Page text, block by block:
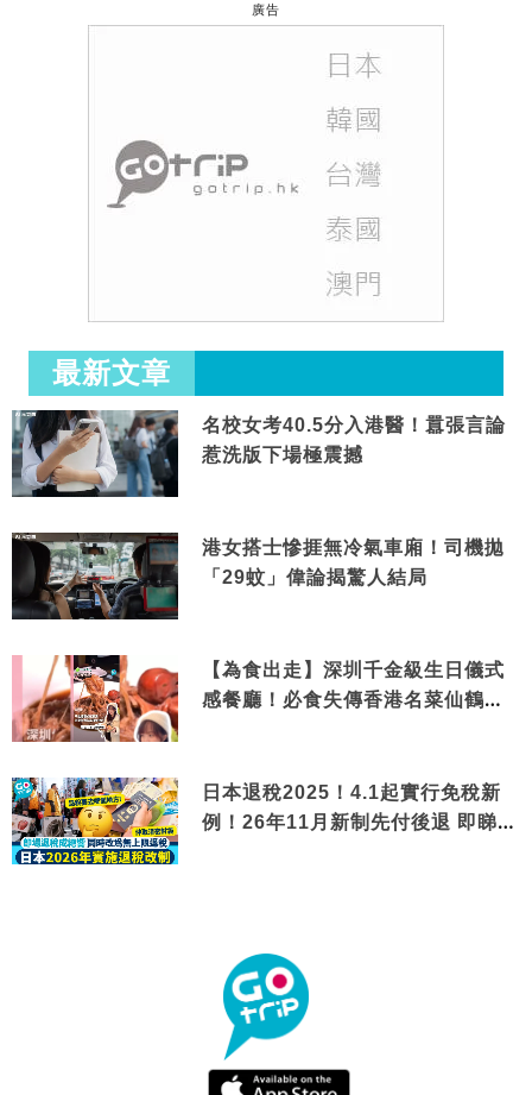
廣告
最新文章
名校女考40.5分入港醫！囂張言論
惹洗版下場極震撼
港女搭士慘捱無冷氣車廂！司機拋
「29蚊」偉論揭驚人結局
【為食出走】深圳千金級生日儀式
感餐廳！必食失傳香港名菜仙鶴神
日本退稅2025！4.1起實行免稅新
例！26年11月新制先付後退 即睇步